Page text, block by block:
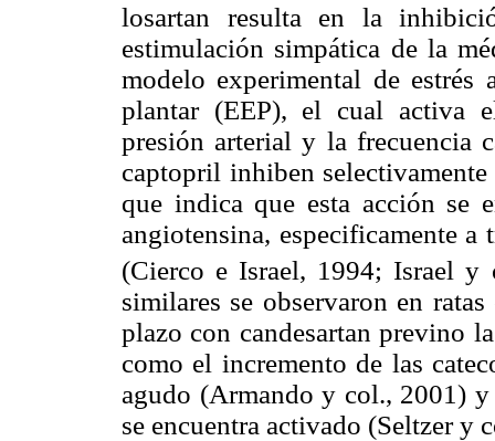
losartan resulta en la
estimulación simpática de la
modelo experimental de
plantar (EEP), el cual activa
presión arterial y la frecuencia
captopril inhiben
que indica que esta acción se
angiotensina, especificamente
(Cierco e Israel, 1994; Israel y
similares se observaron en
plazo con candesartan previno
como el incremento de las
agudo (Armando y col., 2001) y
se encuentra activado (Seltzer y